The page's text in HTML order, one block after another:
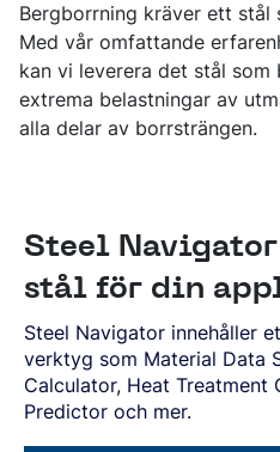
Bergborrning kräver ett stål
Med vår omfattande
kan vi leverera det stål
extrema belastningar av
alla delar av borrsträngen.
Steel
stål för din
Steel Navigator innehåller
verktyg som Material Data
Calculator, Heat Treatment
Predictor och mer.